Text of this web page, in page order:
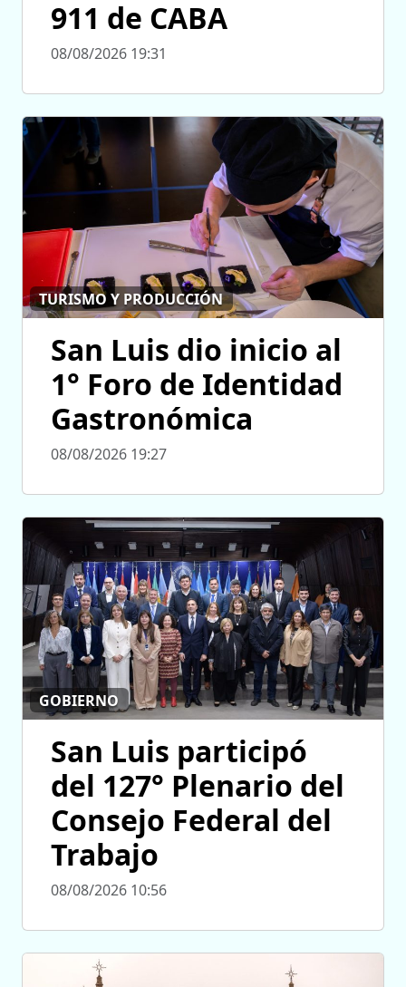
911 de CABA
08/08/2026 19:31
TURISMO Y PRODUCCIÓN
San Luis dio inicio al
1° Foro de Identidad
Gastronómica
08/08/2026 19:27
GOBIERNO
San Luis participó
del 127° Plenario del
Consejo Federal del
Trabajo
08/08/2026 10:56